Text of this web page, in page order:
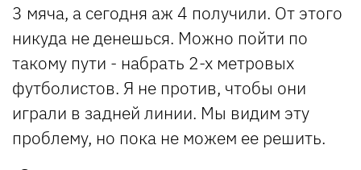
3 мяча, а сегодня аж 4 получили. От этого
никуда не денешься. Можно пойти по
такому пути - набрать 2-х метровых
футболистов. Я не против, чтобы они
играли в задней линии. Мы видим эту
проблему, но пока не можем ее решить.